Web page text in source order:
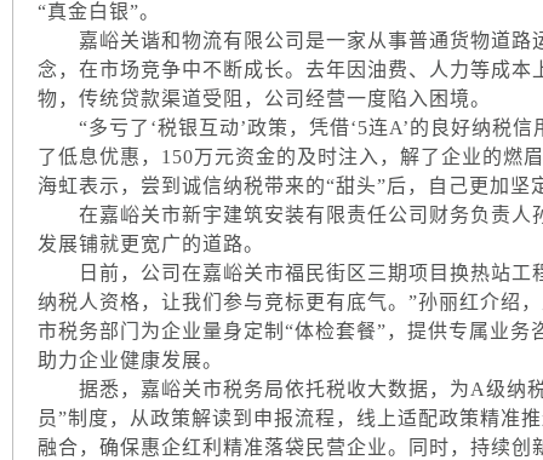
“真金白银”。
嘉峪关谐和物流有限公司是一家从事普通货物道路
念，在市场竞争中不断成长。去年因油费、人力等成
物，传统贷款渠道受阻，公司经营一度陷入困境。
“多亏了‘税银互动’政策，凭借‘5连A’的良好纳税信
了低息优惠，150万元资金的及时注入，解了企业的燃
海虹表示，尝到诚信纳税带来的“甜头”后，自己更加
在嘉峪关市新宇建筑安装有限责任公司财务负责人
发展铺就更宽广的道路。
日前，公司在嘉峪关市福民街区三期项目换热站工
纳税人资格，让我们参与竞标更有底气。”孙丽红介绍
市税务部门为企业量身定制“体检套餐”，提供专属业
助力企业健康发展。
据悉，嘉峪关市税务局依托税收大数据，为A级纳
员”制度，从政策解读到申报流程，线上适配政策精准
融合，确保惠企红利精准落袋民营企业。同时，持续